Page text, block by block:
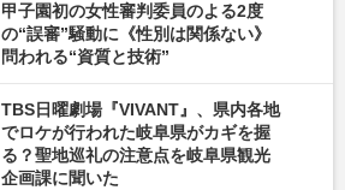
甲子園初の女性審判委員のよる2度
の“誤審”騒動に《性別は関係ない》
問われる“資質と技術”
TBS日曜劇場『VIVANT』、県内各地
でロケが行われた岐阜県がカギを握
る？聖地巡礼の注意点を岐阜県観光
企画課に聞いた